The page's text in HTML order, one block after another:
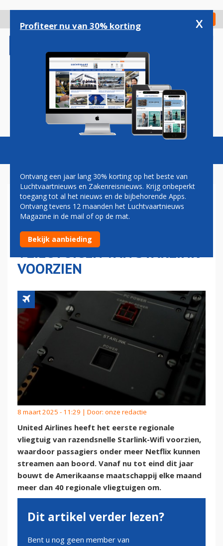
gaan
Check in
Magazine Podcasts Vacatures
UNITED START GROTE
OMBOUWOPERATIE: ELKE
MAAND MEER DAN 40
VLIEGTUIGEN VAN STARLINK
VOORZIEN
8 maart 2025 - 11:29 | Door: onze redactie
United Airlines heeft het eerste regionale
vliegtuig van razendsnelle Starlink-Wifi voorzien,
waardoor passagiers onder meer Netflix kunnen
streamen aan boord. Vanaf nu tot eind dit jaar
bouwt de Amerikaanse maatschappij elke maand
meer dan 40 regionale vliegtuigen om.
Dit artikel verder lezen?
Bent u nog geen member van
Profiteer nu van 30% korting x
Ontvang een jaar lang 30% korting op het beste van
Luchtvaartnieuws en Zakenreisnieuws. Krijg onbeperkt
toegang tot al het nieuws en de bijbehorende Apps.
Ontvang tevens 12 maanden het Luchtvaartnieuws
Magazine in de mail of op de mat.
Bekijk aanbieding